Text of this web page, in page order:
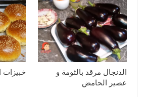
الدنجال مرقد بالثومة و
عصير الحامض
خبيزات